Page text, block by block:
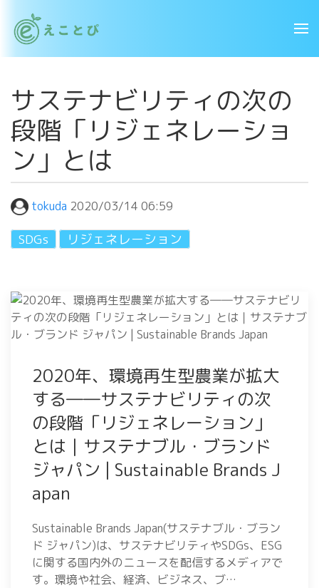
サステナビリティの次の
段階「リジェネレーショ
ン」とは
tokuda 2020/03/14 06:59
SDGs リジェネレーション
2020年、環境再生型農業が拡大
する――サステナビリティの次
の段階「リジェネレーション」
とは｜サステナブル・ブランド
ジャパン | Sustainable Brands J
apan
Sustainable Brands Japan(サステナブル・ブラン
ド ジャパン)は、サステナビリティやSDGs、ESG
に関する国内外のニュースを配信するメディアで
す。環境や社会、経済、ビジネス、ブ…